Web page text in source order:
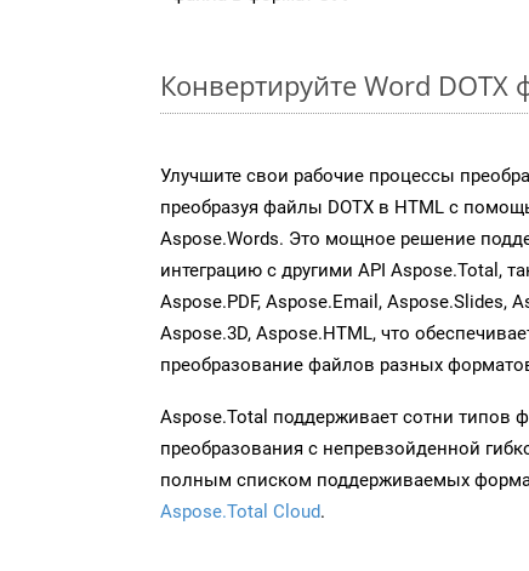
Конвертируйте Word
Улучшите свои рабочие процессы
преобразуя файлы DOTX в HTML с
Aspose.Words. Это мощное решение
интеграцию с другими API Aspose.Total,
Aspose.PDF, Aspose.Email, Aspose.Slides,
Aspose.3D, Aspose.HTML, что
преобразование файлов разных
Aspose.Total поддерживает сотни типов
преобразования с непревзойденной
полным списком поддерживаемых
Aspose.Total Cloud.